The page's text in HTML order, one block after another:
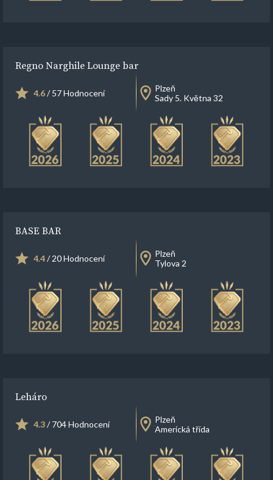
Regno Narghile Lounge bar
4.6/ 57 Hodnocení
Plzeň
Sady 5. Května 32
BASE BAR
4.4/ 20 Hodnocení
Plzeň
Tylova 2
Leháro
4.3/ 704 Hodnocení
Plzeň
Americká třída